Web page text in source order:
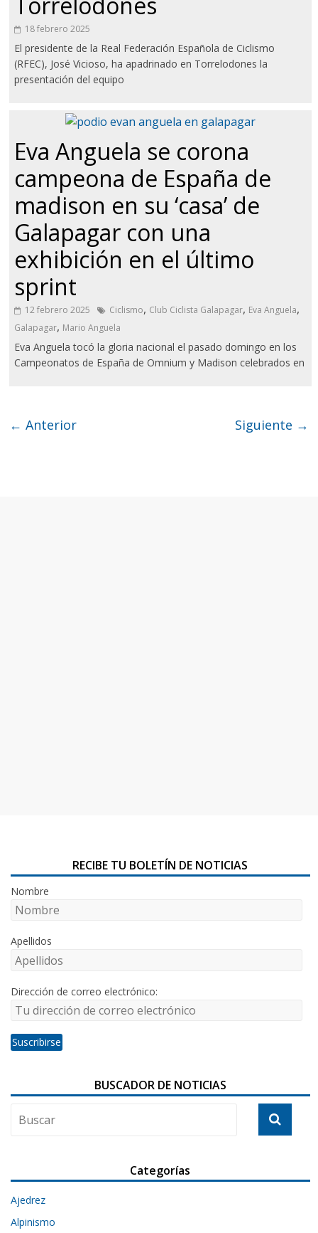
18 febrero 2025
El presidente de la Real Federación Española de Ciclismo
(RFEC), José Vicioso, ha apadrinado en Torrelodones la
presentación del equipo
Eva Anguela se corona
campeona de España de
madison en su ‘casa’ de
Galapagar con una
exhibición en el último
sprint
12 febrero 2025 Ciclismo, Club Ciclista Galapagar, Eva Anguela,
Galapagar, Mario Anguela
Eva Anguela tocó la gloria nacional el pasado domingo en los
Campeonatos de España de Omnium y Madison celebrados en
← Anterior Siguiente →
RECIBE TU BOLETÍN DE NOTICIAS
Nombre
Apellidos
Dirección de correo electrónico:
BUSCADOR DE NOTICIAS
Categorías
Ajedrez
Alpinismo